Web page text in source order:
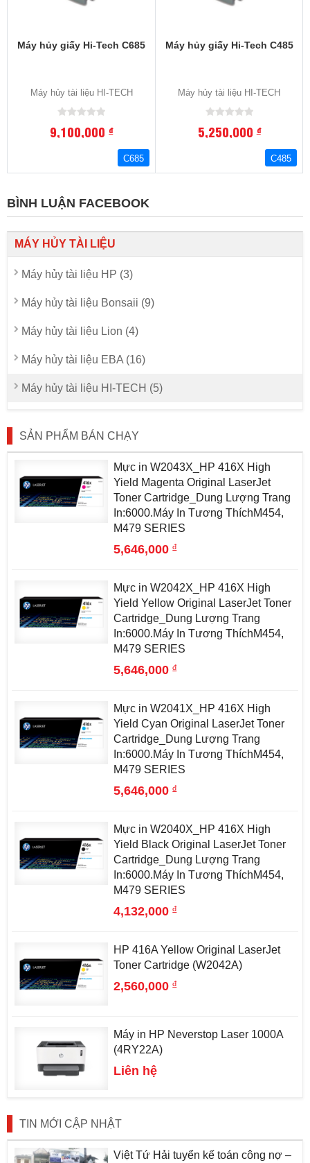
Máy hủy giấy Hi-Tech C685
Máy hủy tài liệu HI-TECH
9,100,000đ
C685
Máy hủy giấy Hi-Tech C485
Máy hủy tài liệu HI-TECH
5,250,000đ
C485
BÌNH LUẬN FACEBOOK
MÁY HỦY TÀI LIỆU
Máy hủy tài liệu HP (3)
Máy hủy tài liệu Bonsaii (9)
Máy hủy tài liệu Lion (4)
Máy hủy tài liệu EBA (16)
Máy hủy tài liệu HI-TECH (5)
SẢN PHẨM BÁN CHẠY
Mực in W2043X_HP 416X High
Yield Magenta Original LaserJet
Toner Cartridge_Dung Lượng Trang
In:6000.Máy In Tương ThíchM454,
M479 SERIES
5,646,000đ
Mực in W2042X_HP 416X High
Yield Yellow Original LaserJet Toner
Cartridge_Dung Lượng Trang
In:6000.Máy In Tương ThíchM454,
M479 SERIES
5,646,000đ
Mực in W2041X_HP 416X High
Yield Cyan Original LaserJet Toner
Cartridge_Dung Lượng Trang
In:6000.Máy In Tương ThíchM454,
M479 SERIES
5,646,000đ
Mực in W2040X_HP 416X High
Yield Black Original LaserJet Toner
Cartridge_Dung Lượng Trang
In:6000.Máy In Tương ThíchM454,
M479 SERIES
4,132,000đ
HP 416A Yellow Original LaserJet
Toner Cartridge (W2042A)
2,560,000đ
Máy in HP Neverstop Laser 1000A
(4RY22A)
Liên hệ
TIN MỚI CẬP NHẬT
Việt Tứ Hải tuyển kế toán công nợ –